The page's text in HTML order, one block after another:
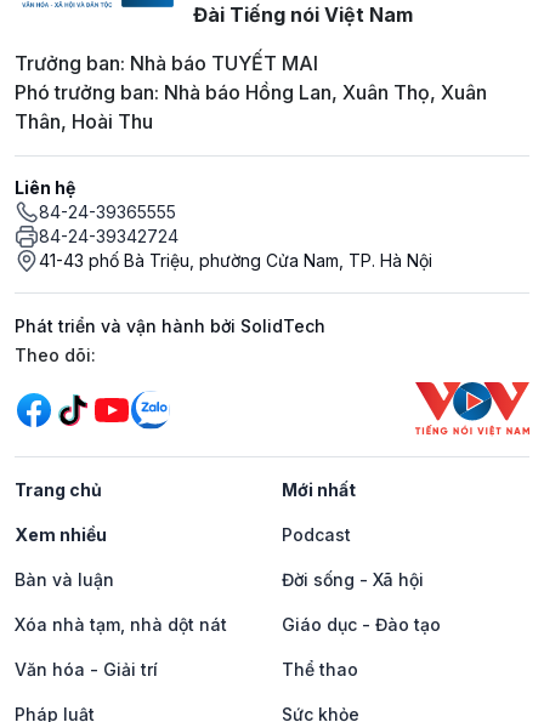
Đài Tiếng nói Việt Nam
Trưởng ban: Nhà báo TUYẾT MAI
Phó trưởng ban: Nhà báo Hồng Lan, Xuân Thọ, Xuân
Thân, Hoài Thu
Liên hệ
84-24-39365555
84-24-39342724
41-43 phố Bà Triệu, phường Cửa Nam, TP. Hà Nội
Phát triển và vận hành bởi SolidTech
Mạng xã hội
Theo dõi:
Trang chủ Mới nhất
Xem nhiều Podcast
Bàn và luận Đời sống - Xã hội
Xóa nhà tạm, nhà dột nát Giáo dục - Đào tạo
Văn hóa - Giải trí Thể thao
Pháp luật Sức khỏe